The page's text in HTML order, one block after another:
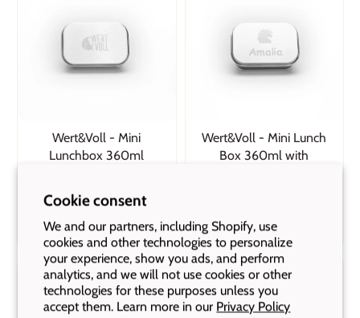
Cookie consent
We and our partners, including Shopify, use
cookies and other technologies to personalize
your experience, show you ads, and perform
analytics, and we will not use cookies or other
technologies for these purposes unless you
accept them. Learn more in our Privacy Policy
Wert&Voll - Mini
Lunchbox 360ml
From CHF 15.90
Wert&Voll - Mini Lunch
Box 360ml with
CHF 23.90